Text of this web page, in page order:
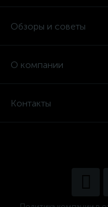
Обзоры и советы
О компании
Контакты